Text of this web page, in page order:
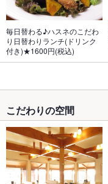
毎日替わる♪ハスネのこだわ
り日替わりランチ(ドリンク
付き)★1600円(税込)
こだわりの空間